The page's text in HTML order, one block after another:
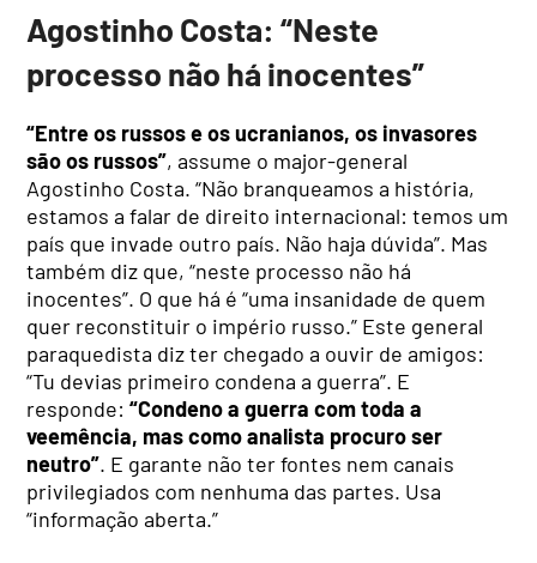
Agostinho Costa: “Neste
processo não há inocentes”
“Entre os russos e os ucranianos, os invasores
são os russos”, assume o major-general
Agostinho Costa. “Não branqueamos a história,
estamos a falar de direito internacional: temos um
país que invade outro país. Não haja dúvida”. Mas
também diz que, “neste processo não há
inocentes”. O que há é “uma insanidade de quem
quer reconstituir o império russo.” Este general
paraquedista diz ter chegado a ouvir de amigos:
“Tu devias primeiro condena a guerra”. E
responde:“Condeno a guerra com toda a
veemência, mas como analista procuro ser
neutro”. E garante não ter fontes nem canais
privilegiados com nenhuma das partes. Usa
“informação aberta.”